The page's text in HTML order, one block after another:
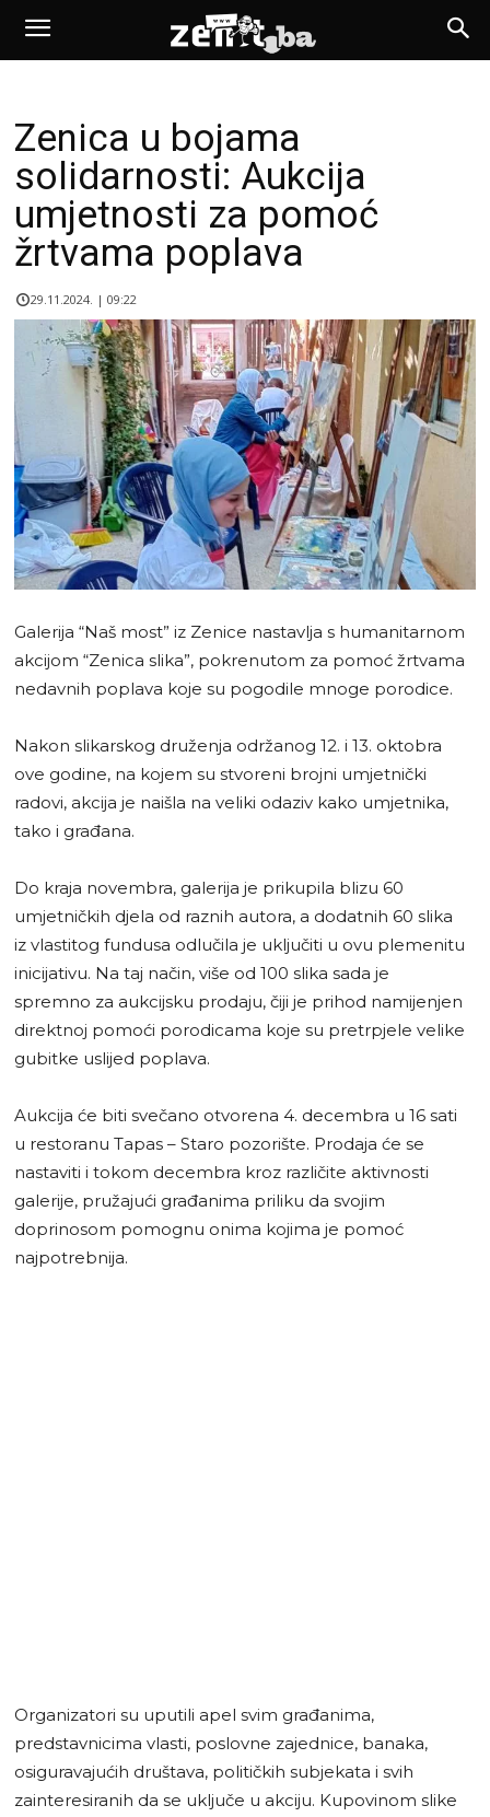
Zenica u bojama
solidarnosti: Aukcija
umjetnosti za pomoć
žrtvama poplava
29.11.2024. | 09:22
Galerija “Naš most” iz Zenice nastavlja s humanitarnom
akcijom “Zenica slika”, pokrenutom za pomoć žrtvama
nedavnih poplava koje su pogodile mnoge porodice.
Nakon slikarskog druženja održanog 12. i 13. oktobra
ove godine, na kojem su stvoreni brojni umjetnički
radovi, akcija je naišla na veliki odaziv kako umjetnika,
tako i građana.
Do kraja novembra, galerija je prikupila blizu 60
umjetničkih djela od raznih autora, a dodatnih 60 slika
iz vlastitog fundusa odlučila je uključiti u ovu plemenitu
inicijativu. Na taj način, više od 100 slika sada je
spremno za aukcijsku prodaju, čiji je prihod namijenjen
direktnoj pomoći porodicama koje su pretrpjele velike
gubitke uslijed poplava.
Aukcija će biti svečano otvorena 4. decembra u 16 sati
u restoranu Tapas – Staro pozorište. Prodaja će se
nastaviti i tokom decembra kroz različite aktivnosti
galerije, pružajući građanima priliku da svojim
doprinosom pomognu onima kojima je pomoć
najpotrebnija.
Organizatori su uputili apel svim građanima,
predstavnicima vlasti, poslovne zajednice, banaka,
osiguravajućih društava, političkih subjekata i svih
zainteresiranih da se uključe u akciju. Kupovinom slike